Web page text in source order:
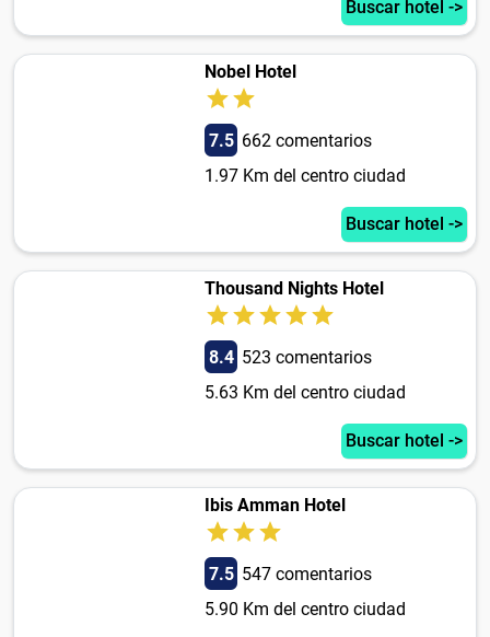
Buscar hotel ->
Nobel Hotel
7.5 662 comentarios
1.97 Km del centro ciudad
Buscar hotel ->
Thousand Nights Hotel
8.4 523 comentarios
5.63 Km del centro ciudad
Buscar hotel ->
Ibis Amman Hotel
7.5 547 comentarios
5.90 Km del centro ciudad